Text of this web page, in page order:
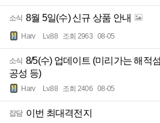
소식 8월 5일(수) 신규 상품 안내
Harv Lv.88 조회 2963 08-05
소식 8/5(수) 업데이트 (미리가는 해적
공성 등)
Harv Lv.88 조회 2406 08-05
잡담 이번 최대격전지